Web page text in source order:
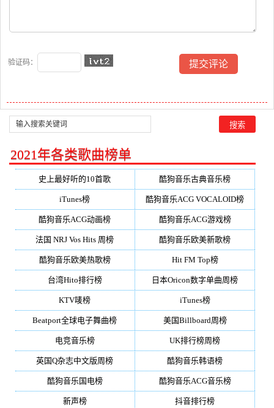
验证码：
2021年各类歌曲榜单
史上最好听的10首歌 酷狗音乐古典音乐榜
iTunes榜 酷狗音乐ACG VOCALOID榜
酷狗音乐ACG动画榜 酷狗音乐ACG游戏榜
法国 NRJ Vos Hits 周榜 酷狗音乐欧美新歌榜
酷狗音乐欧美热歌榜 Hit FM Top榜
台湾Hito排行榜 日本Oricon数字单曲周榜
KTV唛榜 iTunes榜
Beatport全球电子舞曲榜 美国Billboard周榜
电竞音乐榜 UK排行榜周榜
英国Q杂志中文版周榜 酷狗音乐韩语榜
酷狗音乐国电榜 酷狗音乐ACG音乐榜
新声榜 抖音排行榜